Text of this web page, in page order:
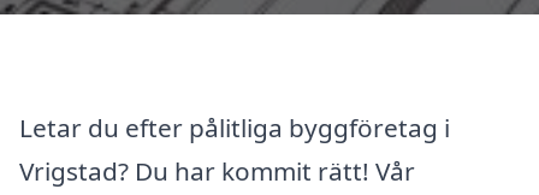
Letar du efter pålitliga byggföretag i
Vrigstad? Du har kommit rätt! Vår